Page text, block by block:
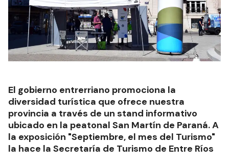
El gobierno entrerriano promociona la
diversidad turística que ofrece nuestra
provincia a través de un stand informativo
ubicado en la peatonal San Martín de Paraná. A
la exposición "Septiembre, el mes del Turismo"
la hace la Secretaría de Turismo de Entre Ríos